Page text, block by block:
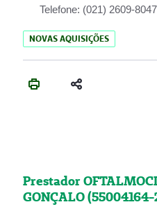
Telefone: (021) 2609-8047
NOVAS AQUISIÇÕES
Prestador
GONÇALO (55004164-